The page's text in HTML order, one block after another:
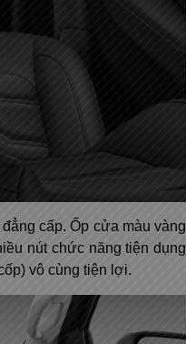
cấp. Ốp cửa màu vàng
nút chức năng tiện dụng
vô cùng tiện lợi.